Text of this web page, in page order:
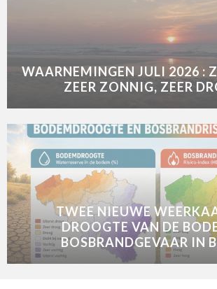
WAARNEMINGEN JULI 2026 :
ZEER ZONNIG, ZEER
TWEE NIEUWE
DROOGTE VAN DE
BOSBRANDGEVAAR IN